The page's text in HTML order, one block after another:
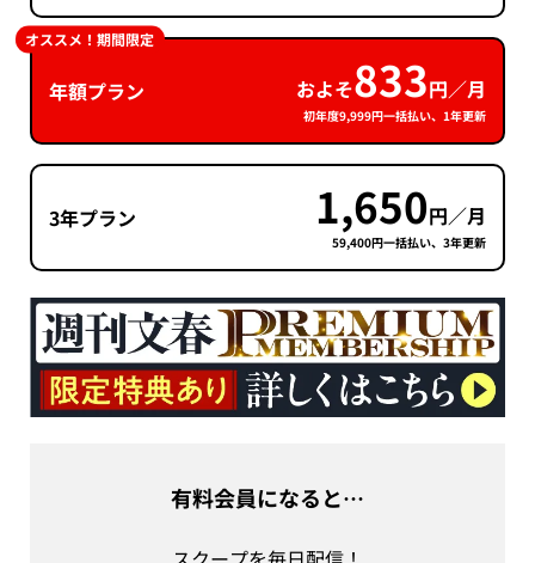
年額プラン およそ833円／月
初年度9,999円一括払い、1年更新
オススメ！期間限定
3年プラン 1,650円／月
59,400円一括払い、3年更新
有料会員になると…